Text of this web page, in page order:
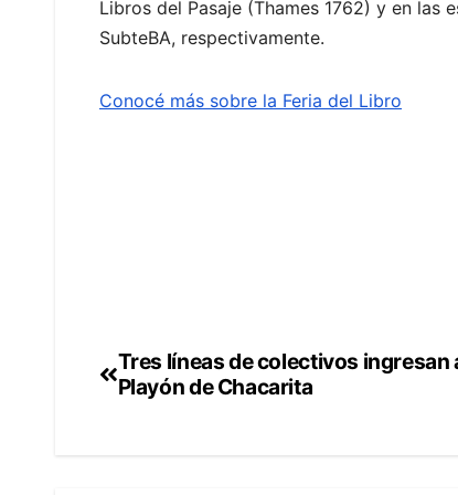
Libros del Pasaje (Thames 1762) y en las
SubteBA, respectivamente.
Conocé más sobre la Feria del Libro
Navegación
Tres líneas de colectivos ingresan
Playón de Chacarita